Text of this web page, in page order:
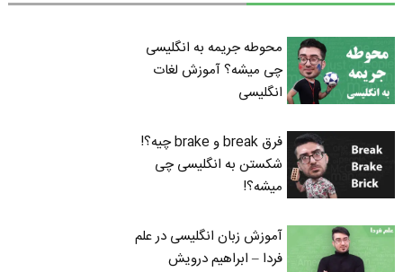
محوطه جریمه به انگلیسی
چی میشه؟ آموزش لغات
انگلیسی
فرق break و brake چیه؟!
شکستن به انگلیسی چی
میشه؟!
آموزش زبان انگلیسی در علم
فردا – ابراهیم درویش